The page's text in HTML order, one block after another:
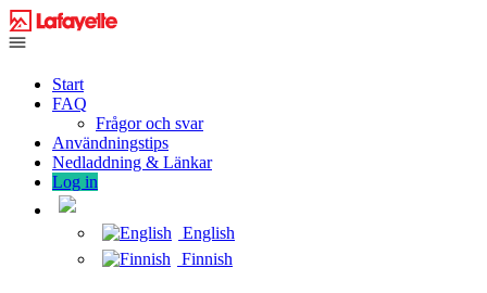
Start
FAQ
Frågor och svar
Användningstips
Nedladdning & Länkar
Log in
English
Finnish